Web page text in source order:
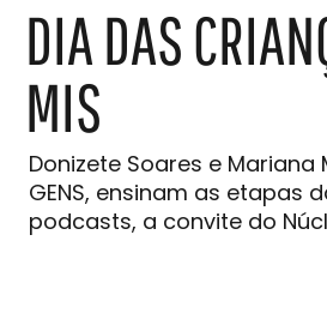
DIA DAS
MIS
Donizete Soares e Mariana
GENS, ensinam as etapas
podcasts, a convite do